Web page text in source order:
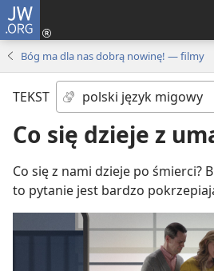
JW.ORG
Bóg ma dla nas dobrą nowinę! — filmy
TEKST
Co się dzieje z
Co się z nami dzieje po śmierci?
to pytanie jest bardzo